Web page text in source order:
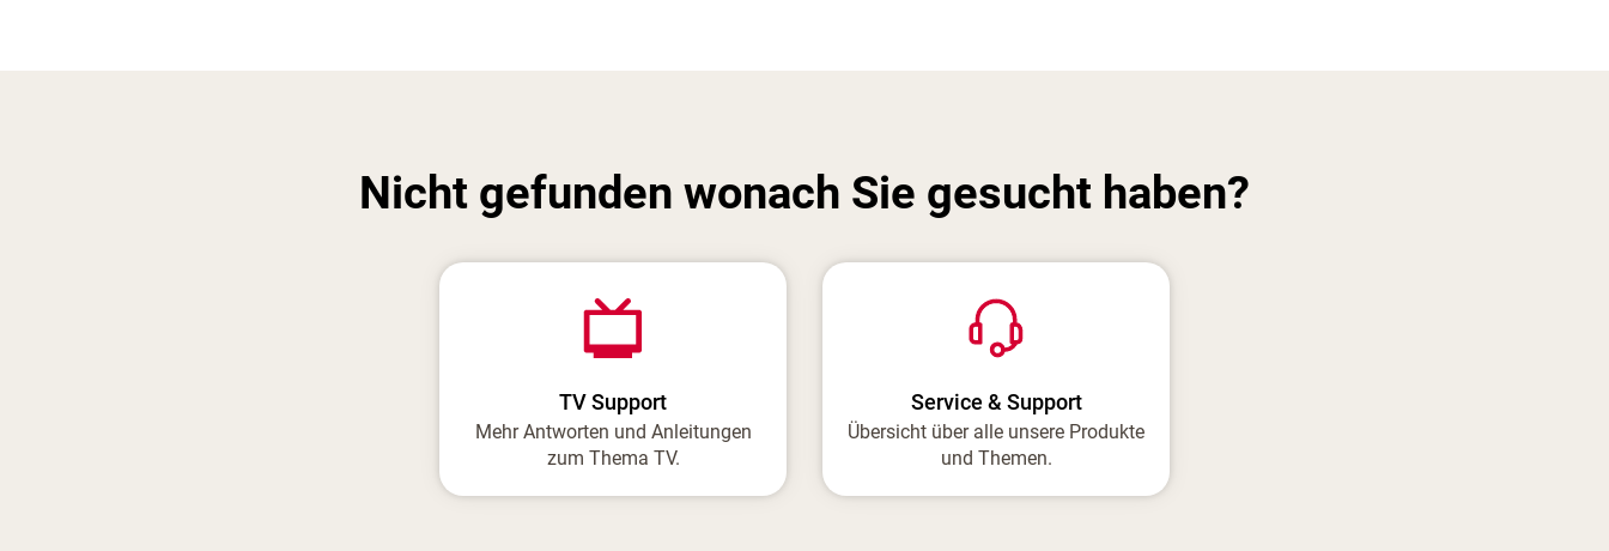
Nicht gefunden wonach Sie gesucht haben?
TV Support
Mehr Antworten und Anleitungen
zum Thema TV.
Service & Support
Übersicht über alle unsere Produkte
und Themen.